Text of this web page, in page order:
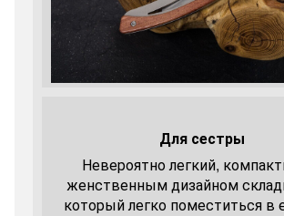
Для сестры
Невероятно легкий,
женственным дизайном
который легко поместиться в